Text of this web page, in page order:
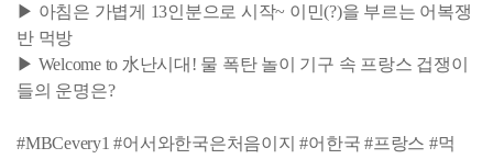
▶ 아침은 가볍게 13인분으로 시작~ 이민(?)을 부르는 어복쟁
반 먹방
▶ Welcome to 水난시대! 물 폭탄 놀이 기구 속 프랑스 겁쟁이
들의 운명은?
#MBCevery1 #어서와한국은처음이지 #어한국 #프랑스 #먹